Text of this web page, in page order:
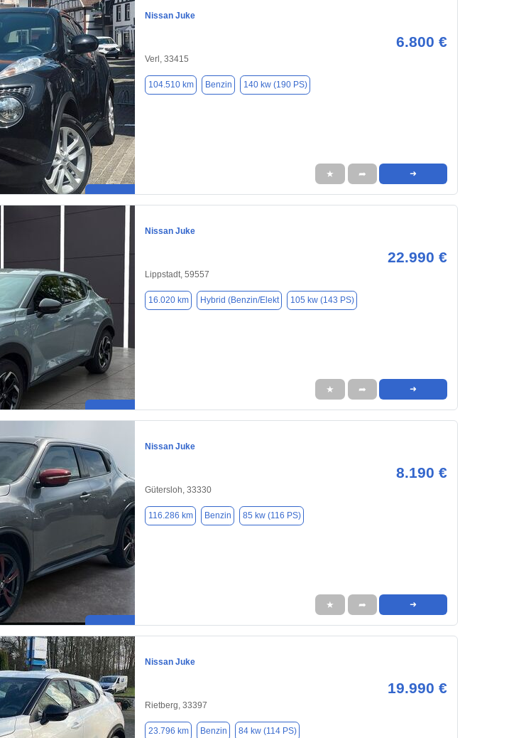
Nissan Juke
6.800 €
Verl, 33415
104.510 km Benzin 140 kw (190 PS)
★ ➦ ➜
Nissan Juke
22.990 €
Lippstadt, 59557
16.020 km Hybrid (Benzin/Elekt 105 kw (143 PS)
★ ➦ ➜
Nissan Juke
8.190 €
Gütersloh, 33330
116.286 km Benzin 85 kw (116 PS)
★ ➦ ➜
Nissan Juke
19.990 €
Rietberg, 33397
23.796 km Benzin 84 kw (114 PS)